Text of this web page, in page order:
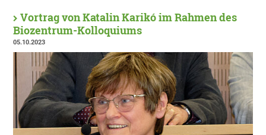
Vortrag von Katalin Karikó im Rahmen des
Biozentrum-Kolloquiums
05.10.2023